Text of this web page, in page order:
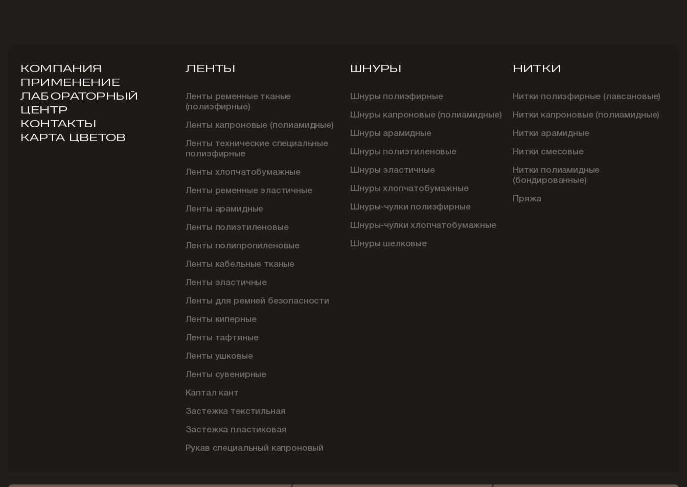
КОМПАНИЯ
ПРИМЕНЕНИЕ
ЛАБОРАТОРНЫЙ
ЦЕНТР
КОНТАКТЫ
КАРТА ЦВЕТОВ
ЛЕНТЫ
Ленты ременные тканые
(полиэфирные)
Ленты капроновые (полиамидные)
Ленты технические специальные
полиэфирные
Ленты хлопчатобумажные
Ленты ременные эластичные
Ленты арамидные
Ленты полиэтиленовые
Ленты полипропиленовые
Ленты кабельные тканые
Ленты эластичные
Ленты для ремней безопасности
Ленты киперные
Ленты тафтяные
Ленты ушковые
Ленты сувенирные
Каптал кант
Застежка текстильная
Застежка пластиковая
Рукав специальный капроновый
ШНУРЫ
Шнуры полиэфирные
Шнуры капроновые (полиамидные)
Шнуры арамидные
Шнуры полиэтиленовые
Шнуры эластичные
Шнуры хлопчатобумажные
Шнуры-чулки полиэфирные
Шнуры-чулки хлопчатобумажные
Шнуры шелковые
НИТКИ
Нитки полиэфирные (лавсановые)
Нитки капроновые (полиамидные)
Нитки арамидные
Нитки смесовые
Нитки полиамидные
(бондированные)
Пряжа